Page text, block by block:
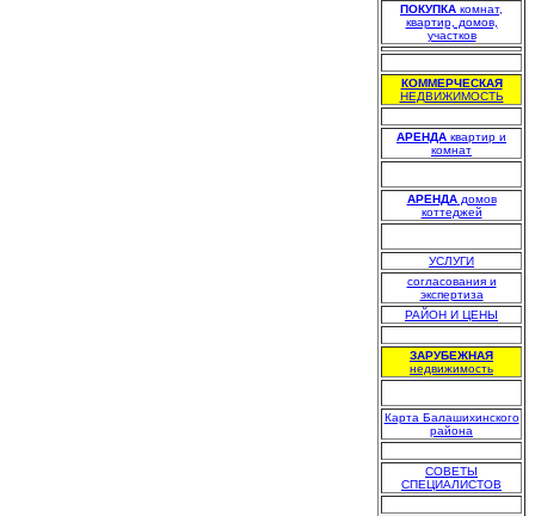
ПОКУПКА комнат,
квартир, домов,
участков
КОММЕРЧЕСКАЯ
НЕДВИЖИМОСТЬ
АРЕНДА квартир и
комнат
АРЕНДАдомов
коттеджей
УСЛУГИ
согласования и
экспертиза
РАЙОН И ЦЕНЫ
ЗАРУБЕЖНАЯ
недвижимость
Карта Балашихинского
района
СОВЕТЫ
СПЕЦИАЛИСТОВ